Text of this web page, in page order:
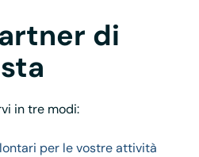
di
in tre modi:
per le vostre attività